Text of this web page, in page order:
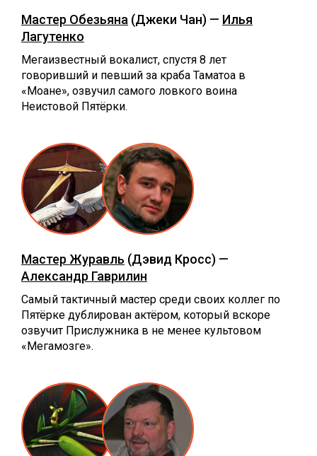
Мастер Обезьяна (Джеки Чан) — Илья
Лагутенко
Мегаизвестный вокалист, спустя 8 лет
говоривший и певший за краба Таматоа в
«Моане», озвучил самого ловкого воина
Неистовой Пятёрки.
Мастер Журавль (Дэвид Кросс) —
Александр Гаврилин
Самый тактичный мастер среди своих коллег по
Пятёрке дублирован актёром, который вскоре
озвучит Прислужника в не менее культовом
«Мегамозге».